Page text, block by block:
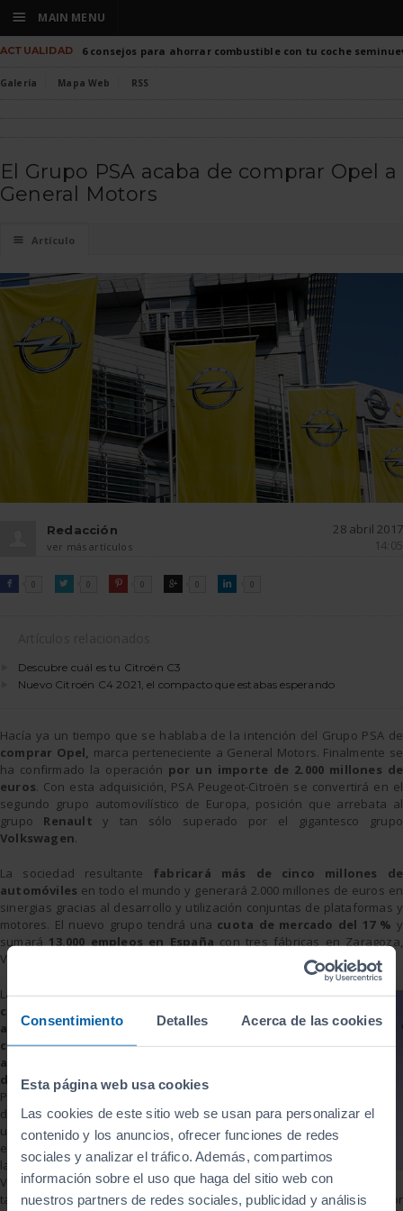
Consentimiento Detalles Acerca de las cookies
Esta página web usa cookies
Las cookies de este sitio web se usan para personalizar el
contenido y los anuncios, ofrecer funciones de redes
sociales y analizar el tráfico. Además, compartimos
información sobre el uso que haga del sitio web con
nuestros partners de redes sociales, publicidad y análisis
ACTUALIDAD 6 consejos para ahorrar combustible con tu coche
Galería Mapa Web RSS
El Grupo PSA acaba de comprar Opel a
General Motors
☰ Artículo
Redacción
ver más artículos
28 abril 2017
14:05

FACEBOOK
0 
TWITTER0 
PINTEREST
0 
GOOGLE0 
LINKEDIN
0
Descubre cuál es tu Citroën C3
Nuevo Citroën C4 2021, el compacto que estabas esperando
Hacía ya un tiempo que se hablaba de la intención del Grupo PSA de
comprar Opel, marca perteneciente a General Motors. Finalmente se
ha confirmado la operación por un importe de 2.000 millones de
euros. Con esta adquisición, PSA Peugeot-Citroën se convertirá en el
segundo grupo automovilístico de Europa, posición que arrebata al
grupo Renault y tan sólo superado por el gigantesco grupo
Volkswagen.
La sociedad resultante fabricará más de cinco millones de
automóviles en todo el mundo y generará 2.000 millones de euros en
sinergias gracias al desarrollo y utilización conjuntas de plataformas y
motores. El nuevo grupo tendrá una cuota de mercado del 17 % y
sumará 13.000 empleos en España con tres fábricas en Zaragoza,
Vigo y Madrid.
Las dos marcasya
cooperan
actualmente en la
construcción de
algunos modelos
de automóviles.
Por ejemplo, en el
desarrollo de un
utilitario que saldrá
el año que viene de
la fábrica de PSA en
Vigo. En Zaragoza,
también se fabricará un pequeño monovolumen desarrollado por
☰ MAIN MENU